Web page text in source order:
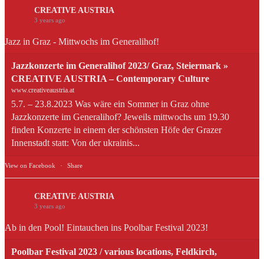
CREATIVE AUSTRIA
3 years ago
Jazz in Graz - Mittwochs im Generalihof!
Jazzkonzerte im Generalihof 2023/ Graz, Steiermark »
CREATIVE AUSTRIA – Contemporary Culture
www.creativeaustria.at
5.7. – 23.8.2023 Was wäre ein Sommer in Graz ohne
Jazzkonzerte im Generalihof? Jeweils mittwochs um 19.30
finden Konzerte in einem der schönsten Höfe der Grazer
Innenstadt statt: Von der ukrainis...
View on Facebook · Share
CREATIVE AUSTRIA
3 years ago
Ab in den Pool! Eintauchen ins Poolbar Festival 2023!
Poolbar Festival 2023 / various locations, Feldkirch,